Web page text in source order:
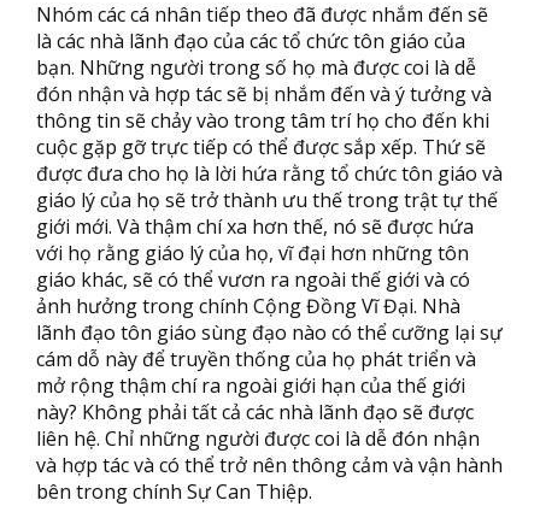
Nhóm các cá nhân tiếp theo đã được nhắm đến sẽ
là các nhà lãnh đạo của các tổ chức tôn giáo của
bạn. Những người trong số họ mà được coi là dễ
đón nhận và hợp tác sẽ bị nhắm đến và ý tưởng và
thông tin sẽ chảy vào trong tâm trí họ cho đến khi
cuộc gặp gỡ trực tiếp có thể được sắp xếp. Thứ sẽ
được đưa cho họ là lời hứa rằng tổ chức tôn giáo và
giáo lý của họ sẽ trở thành ưu thế trong trật tự thế
giới mới. Và thậm chí xa hơn thế, nó sẽ được hứa
với họ rằng giáo lý của họ, vĩ đại hơn những tôn
giáo khác, sẽ có thể vươn ra ngoài thế giới và có
ảnh hưởng trong chính Cộng Đồng Vĩ Đại. Nhà
lãnh đạo tôn giáo sùng đạo nào có thể cưỡng lại sự
cám dỗ này để truyền thống của họ phát triển và
mở rộng thậm chí ra ngoài giới hạn của thế giới
này? Không phải tất cả các nhà lãnh đạo sẽ được
liên hệ. Chỉ những người được coi là dễ đón nhận
và hợp tác và có thể trở nên thông cảm và vận hành
bên trong chính Sự Can Thiệp.